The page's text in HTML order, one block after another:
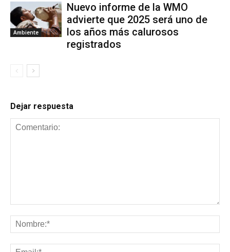
Ambiente
Nuevo informe de la WMO
advierte que 2025 será uno de
los años más calurosos
registrados
Dejar respuesta